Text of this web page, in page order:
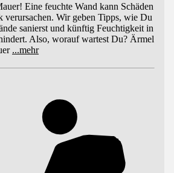
Eine feuchte Wand kann Schäden
verursachen. Wir geben Tipps, wie Du
sanierst und künftig Feuchtigkeit in
Also, worauf wartest Du? Ärmel
...mehr